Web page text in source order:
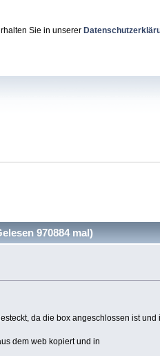
Sie in unserer
970884 mal)
da die box angeschlossen ist
dem web kopiert und in